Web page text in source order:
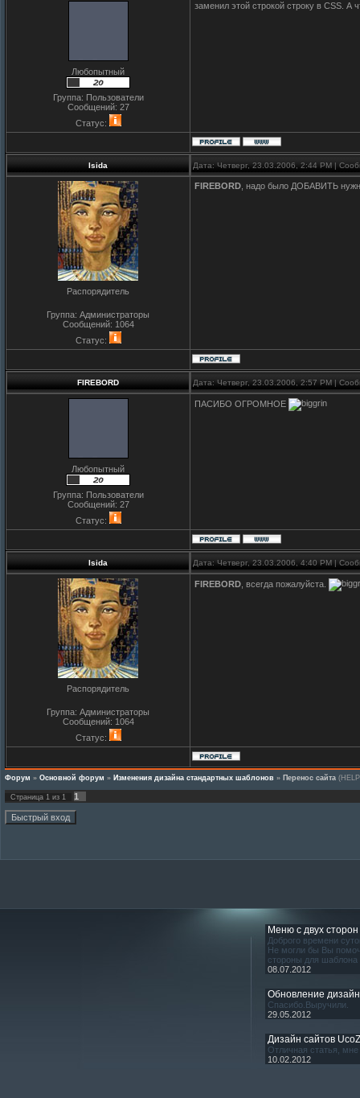
Любопытный
Группа: Пользователи
Сообщений: 27
Статус:
заменил этой строкой строку в CSS. А
Isida Дата: Четверг, 23.03.2006, 2:44 PM |
Распорядитель
Группа: Администраторы
Сообщений: 1064
Статус:
FIREBORD , надо было ДОБАВИТЬ
FIREBORD Дата: Четверг, 23.03.2006, 2:57 PM |
Любопытный
Группа: Пользователи
Сообщений: 27
Статус:
ПАСИБО ОГРОМНОЕ
Isida Дата: Четверг, 23.03.2006, 4:40 PM |
Распорядитель
Группа: Администраторы
Сообщений: 1064
Статус:
FIREBORD , всегда пожалуйста.
Форум » Основной форум » Изменения дизайна стандартных шаблонов » Перенос сайта
Страница 1 из 1 1
Меню с двух
Доброго времени
Не могли бы Вы
стороны для шаблона
08.07.2012
Обновление
Спасибо.Выручили.
29.05.2012
Дизайн сайтов UcoZ
Отличная статья,
10.02.2012